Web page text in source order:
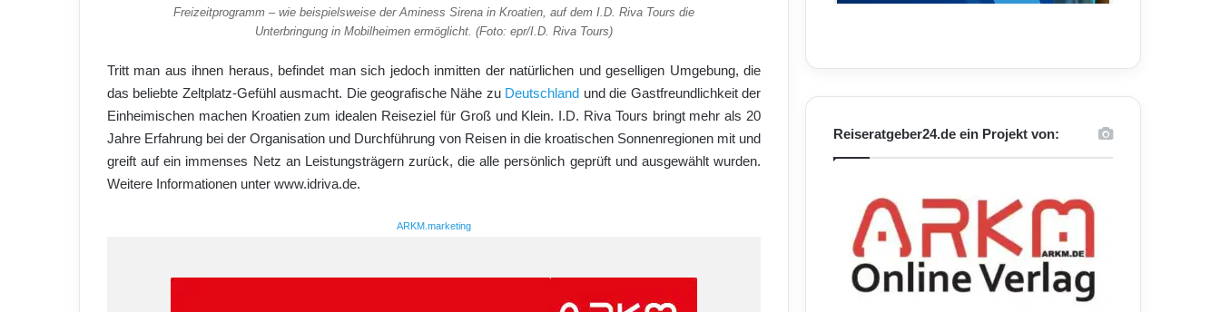
Freizeitprogramm – wie beispielsweise der Aminess Sirena in Kroatien, auf dem I.D. Riva Tours die
Unterbringung in Mobilheimen ermöglicht. (Foto: epr/I.D. Riva Tours)
Tritt man aus ihnen heraus, befindet man sich jedoch inmitten der natürlichen und geselligen Umgebung, die
das beliebte Zeltplatz-Gefühl ausmacht. Die geografische Nähe zu Deutschland und die Gastfreundlichkeit der
Einheimischen machen Kroatien zum idealen Reiseziel für Groß und Klein. I.D. Riva Tours bringt mehr als 20
Jahre Erfahrung bei der Organisation und Durchführung von Reisen in die kroatischen Sonnenregionen mit und
greift auf ein immenses Netz an Leistungsträgern zurück, die alle persönlich geprüft und ausgewählt wurden.
Weitere Informationen unter www.idriva.de.
ARKM.marketing
Reiseratgeber24.de ein Projekt von: